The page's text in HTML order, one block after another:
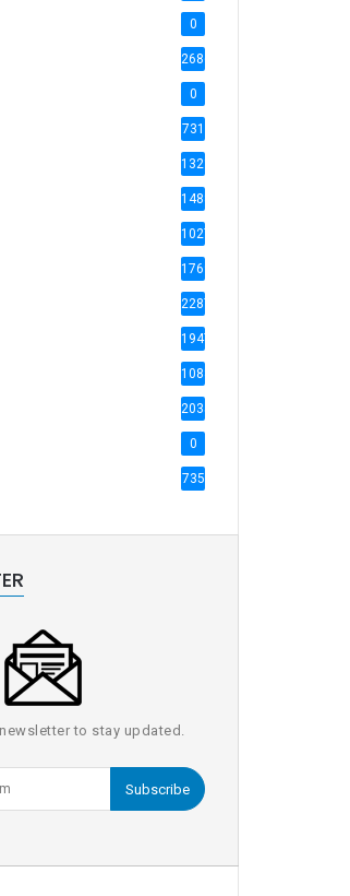
0
2686
0
731
1321
1488
1027
1769
2287
1947
1088
2035
0
735
to stay updated.
Subscribe